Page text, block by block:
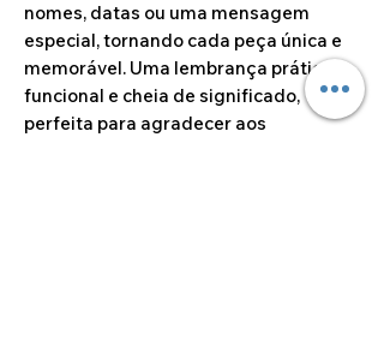
nomes, datas ou uma mensagem
especial, tornando cada peça única e
memorável. Uma lembrança prática,
funcional e cheia de significado,
perfeita para agradecer aos